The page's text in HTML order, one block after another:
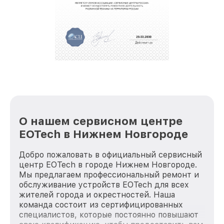
крупногабаритной техники, которые
обеспечат доставку устройств в сервис в
За годы своей деятельности мы получали только
положительные отзывы и обрели отличную
стараемся каждый день делать наш сервис еще
О нашем сервисном центре
EOTech в Нижнем Новгороде
Добро пожаловать в официальный сервисный
центр EOTech в городе Нижнем Новгороде.
Мы предлагаем профессиональный ремонт и
обслуживание устройств EOTech для всех
жителей города и окрестностей. Наша
команда состоит из сертифицированных
специалистов, которые постоянно повышают